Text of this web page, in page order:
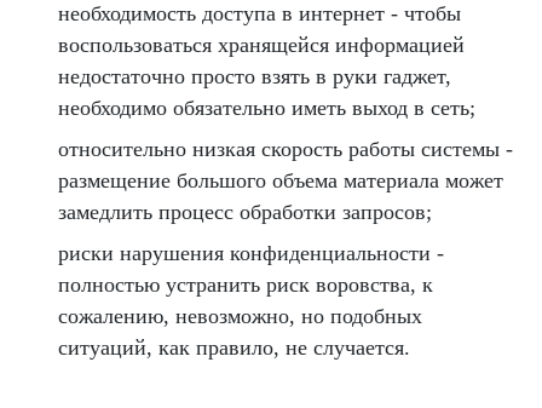
необходимость доступа в интернет - чтобы
воспользоваться хранящейся информацией
недостаточно просто взять в руки гаджет,
необходимо обязательно иметь выход в сеть;
относительно низкая скорость работы системы -
размещение большого объема материала может
замедлить процесс обработки запросов;
риски нарушения конфиденциальности -
полностью устранить риск воровства, к
сожалению, невозможно, но подобных
ситуаций, как правило, не случается.